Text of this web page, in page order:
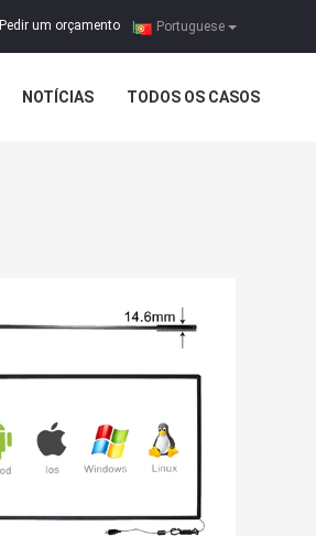
Portuguese
Pedir um orçamento |
NOTÍCIAS TODOS OS CASOS